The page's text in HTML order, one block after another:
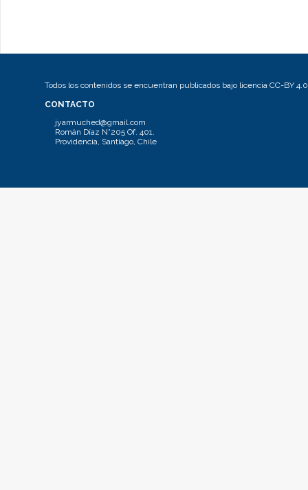
Todos los contenidos se encuentran publicados bajo licencia CC-BY 4.0
CONTACTO
jyarmuched@gmail.com
Román Díaz N°205 Of. 401.
Providencia, Santiago, Chile